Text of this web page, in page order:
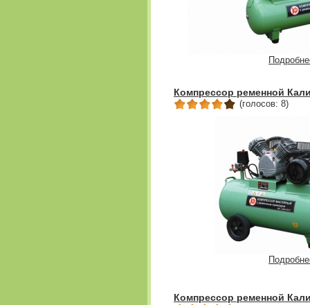
Компрессор ременной
(голосов: 8)
Компрессор ременной